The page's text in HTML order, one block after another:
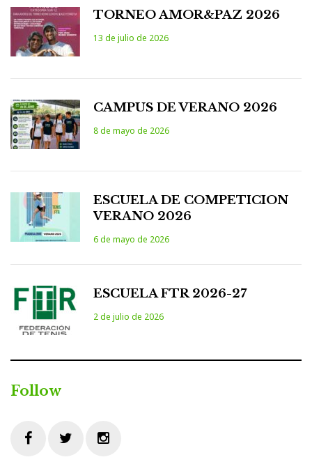
TORNEO AMOR&PAZ 2026
13 de julio de 2026
CAMPUS DE VERANO 2026
8 de mayo de 2026
ESCUELA DE COMPETICION
VERANO 2026
6 de mayo de 2026
ESCUELA FTR 2026-27
2 de julio de 2026
Follow